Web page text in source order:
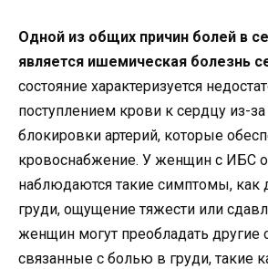
Одной из общих причин болей в
является ишемическая болезнь
состояние характеризуется
поступлением крови к сердцу из-
блокировки артерий, которые
кровоснабжение. У женщин с ИБС
наблюдаются такие симптомы, как
груди, ощущение тяжести или
женщин могут преобладать другие
связанные с болью в груди, такие